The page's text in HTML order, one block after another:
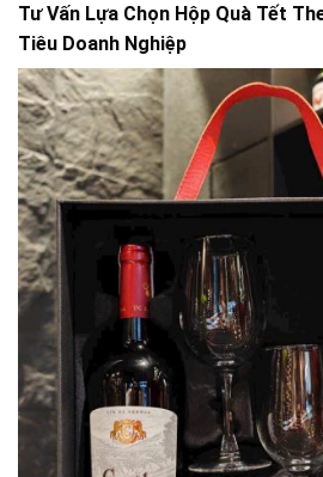
Tư Vấn Lựa Chọn Hộp Quà Tết
Tiêu Doanh Nghiệp